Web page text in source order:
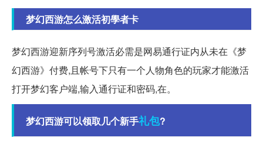
梦幻西游怎么激活初學者卡
梦幻西游迎新序列号激活必需是网易通行证内从未在《梦
幻西游》付费,且帐号下只有一个人物角色的玩家才能激活
打开梦幻客户端,输入通行证和密码,在。
梦幻西游可以领取几个新手礼包?